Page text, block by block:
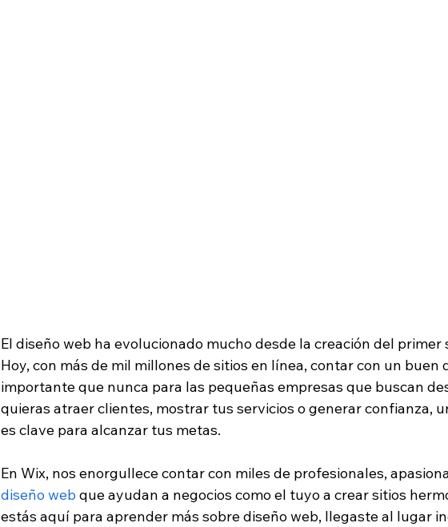
El diseño web ha evolucionado mucho desde la creación del primer
Hoy, con más de mil millones de sitios en línea, contar con un buen
importante que nunca para las pequeñas empresas que buscan
quieras atraer clientes, mostrar tus servicios o generar confianza,
es clave para alcanzar tus metas.
En Wix, nos enorgullece contar con miles de profesionales,
diseño web que ayudan a negocios como el tuyo a crear sitios
estás aquí para aprender más sobre diseño web, llegaste al lugar